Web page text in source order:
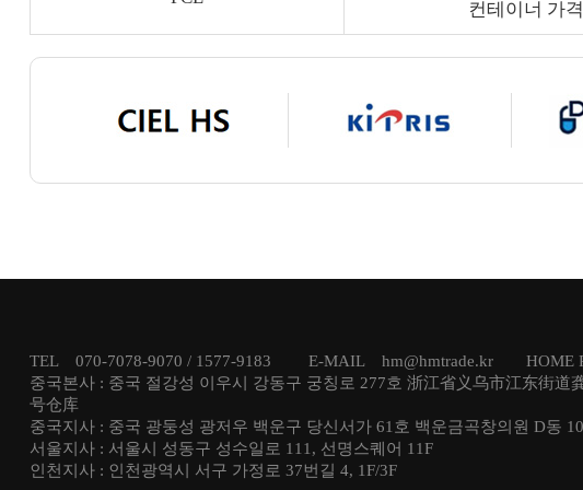
컨테이너 가
TEL 070-7078-9070 / 1577-9183 E-MAIL hm@hmtrade.kr HOME
중국본사 : 중국 절강성 이우시 강동구 궁칭로 277호 浙江省义乌市江东街
号仓库
중국지사 : 중국 광둥성 광저우 백운구 당신서가 61호 백운금곡창의원 D동
서울지사 : 서울시 성동구 성수일로 111, 선명스퀘어 11F
인천지사 : 인천광역시 서구 가정로 37번길 4, 1F/3F